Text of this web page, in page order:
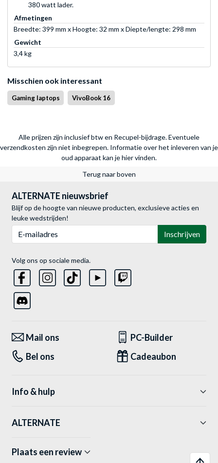
380 watt lader.
Afmetingen
Breedte: 399 mm x Hoogte: 32 mm x Diepte/lengte: 298 mm
Gewicht
3,4 kg
Misschien ook interessant
Gaming laptops VivoBook 16
Alle prijzen zijn inclusief btw en Recupel-bijdrage. Eventuele
verzendkosten zijn niet inbegrepen. Informatie over het inleveren van je
oud apparaat kan je hier vinden.
Terug naar boven
ALTERNATE nieuwsbrief
Blijf op de hoogte van nieuwe producten, exclusieve acties en
leuke wedstrijden!
Inschrijven
Volg ons op sociale media.
Mail ons
PC-Builder
Bel ons
Cadeaubon
Info & hulp
ALTERNATE
Plaats een review